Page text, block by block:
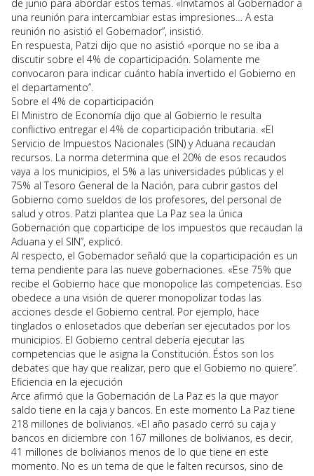
de junio para abordar estos temas. «Invitamos al Gobernador a
una reunión para intercambiar estas impresiones… A esta
reunión no asistió el Gobernador”, insistió.
En respuesta, Patzi dijo que no asistió «porque no se iba a
discutir sobre el 4% de coparticipación. Solamente me
convocaron para indicar cuánto había invertido el Gobierno en
el departamento”.
Sobre el 4% de coparticipación
El Ministro de Economía dijo que al Gobierno le resulta
conflictivo entregar el 4% de coparticipación tributaria. «El
Servicio de Impuestos Nacionales (SIN) y Aduana recaudan
recursos. La norma determina que el 20% de esos recaudos
vaya a los municipios, el 5% a las universidades públicas y el
75% al Tesoro General de la Nación, para cubrir gastos del
Gobierno como sueldos de los profesores, del personal de
salud y otros. Patzi plantea que La Paz sea la única
Gobernación que coparticipe de los impuestos que recaudan la
Aduana y el SIN”, explicó.
Al respecto, el Gobernador señaló que la coparticipación es un
tema pendiente para las nueve gobernaciones. «Ese 75% que
recibe el Gobierno hace que monopolice las competencias. Eso
obedece a una visión de querer monopolizar todas las
acciones desde el Gobierno central. Por ejemplo, hace
tinglados o enlosetados que deberían ser ejecutados por los
municipios. El Gobierno central debería ejecutar las
competencias que le asigna la Constitución. Éstos son los
debates que hay que realizar, pero que el Gobierno no quiere”.
Eficiencia en la ejecución
Arce afirmó que la Gobernación de La Paz es la que mayor
saldo tiene en la caja y bancos. En este momento La Paz tiene
218 millones de bolivianos. «El año pasado cerró su caja y
bancos en diciembre con 167 millones de bolivianos, es decir,
41 millones de bolivianos menos de lo que tiene en este
momento. No es un tema de que le falten recursos, sino de